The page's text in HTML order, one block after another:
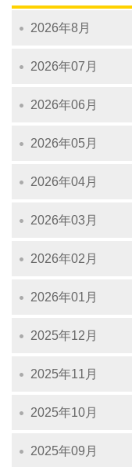
2026年8月
2026年07月
2026年06月
2026年05月
2026年04月
2026年03月
2026年02月
2026年01月
2025年12月
2025年11月
2025年10月
2025年09月